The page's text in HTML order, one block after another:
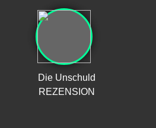
Die Unschuld
REZENSION